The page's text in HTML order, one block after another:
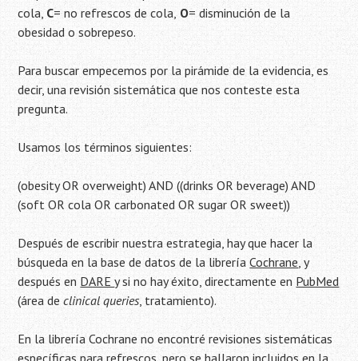
cola, C= no refrescos de cola,O= disminución de la
obesidad o sobrepeso.
Para buscar empecemos por la pirámide de la evidencia, es
decir, una revisión sistemática que nos conteste esta
pregunta.
Usamos los términos siguientes:
(obesity OR overweight) AND ((drinks OR beverage) AND
(soft OR cola OR carbonated OR sugar OR sweet))
Después de escribir nuestra estrategia, hay que hacer la
búsqueda en la base de datos de la libreríaCochrane, y
después en DAREy si no hay éxito, directamente en PubMed
(área de clinical queries, tratamiento).
En la librería Cochrane no encontré revisiones sistemáticas
específicas para refrescos, pero se hallaron incluidos en la